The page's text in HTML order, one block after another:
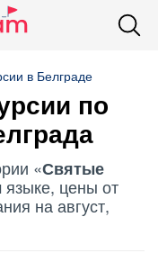
в Белграде
по
«Святые
языке, цены от
на август,